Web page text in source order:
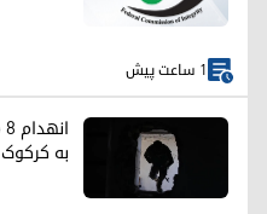
1 ساعت پیش
به کرکوک